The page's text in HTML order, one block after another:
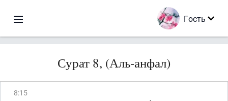
Гость
Сурат 8, (Аль-анфал)
8:15